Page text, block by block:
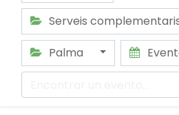
Serveis
Palma